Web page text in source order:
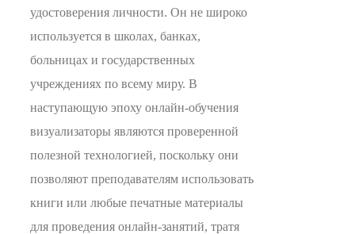
удостоверения личности. Он не широко
используется в школах, банках,
больницах и государственных
учреждениях по всему миру. В
наступающую эпоху онлайн-обучения
визуализаторы являются проверенной
полезной технологией, поскольку они
позволяют преподавателям использовать
книги или любые печатные материалы
для проведения онлайн-занятий, тратя